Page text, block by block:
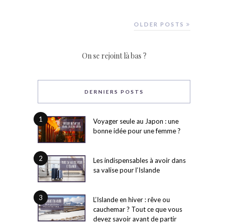
OLDER POSTS
On se rejoint là bas ?
DERNIERS POSTS
1
Voyager seule au Japon : une
bonne idée pour une femme ?
2
Les indispensables à avoir dans
sa valise pour l’Islande
3
L’Islande en hiver : rêve ou
cauchemar ? Tout ce que vous
devez savoir avant de partir